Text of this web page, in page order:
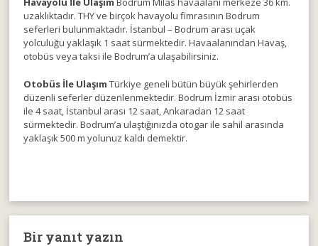
uzaklıktadır. THY ve birçok havayolu fimrasının Bodrum
seferleri bulunmaktadır. İstanbul – Bodrum arası uçak
yolculuğu yaklaşık 1 saat sürmektedir. Havaalanından Havaş,
otobüs veya taksi ile Bodrum’a ulaşabilirsiniz.
Otobüs İle Ulaşım Türkiye geneli bütün büyük şehirlerden
düzenli seferler düzenlenmektedir. Bodrum İzmir arası otobüs
ile 4 saat, İstanbul arası 12 saat, Ankaradan 12 saat
sürmektedir. Bodrum’a ulaştığınızda otogar ile sahil arasında
yaklaşık 500 m yolunuz kaldı demektir.
Bir yanıt yazın